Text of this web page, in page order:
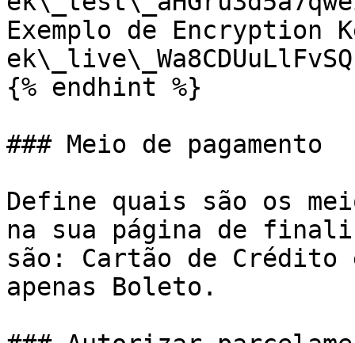
Exemplo de Encryption
{% endhint %}
### Meio de pagamento
Define quais são os
na sua página de
são: Cartão de Crédito
apenas Boleto.